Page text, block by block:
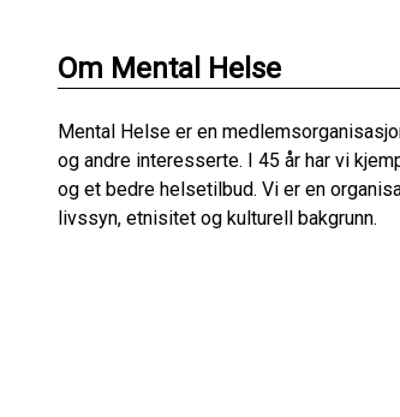
Om Mental Helse
Mental Helse er en
og andre interesserte. I 45 år har vi
og et bedre helsetilbud. Vi er en
livssyn, etnisitet og kulturell bakgrunn.